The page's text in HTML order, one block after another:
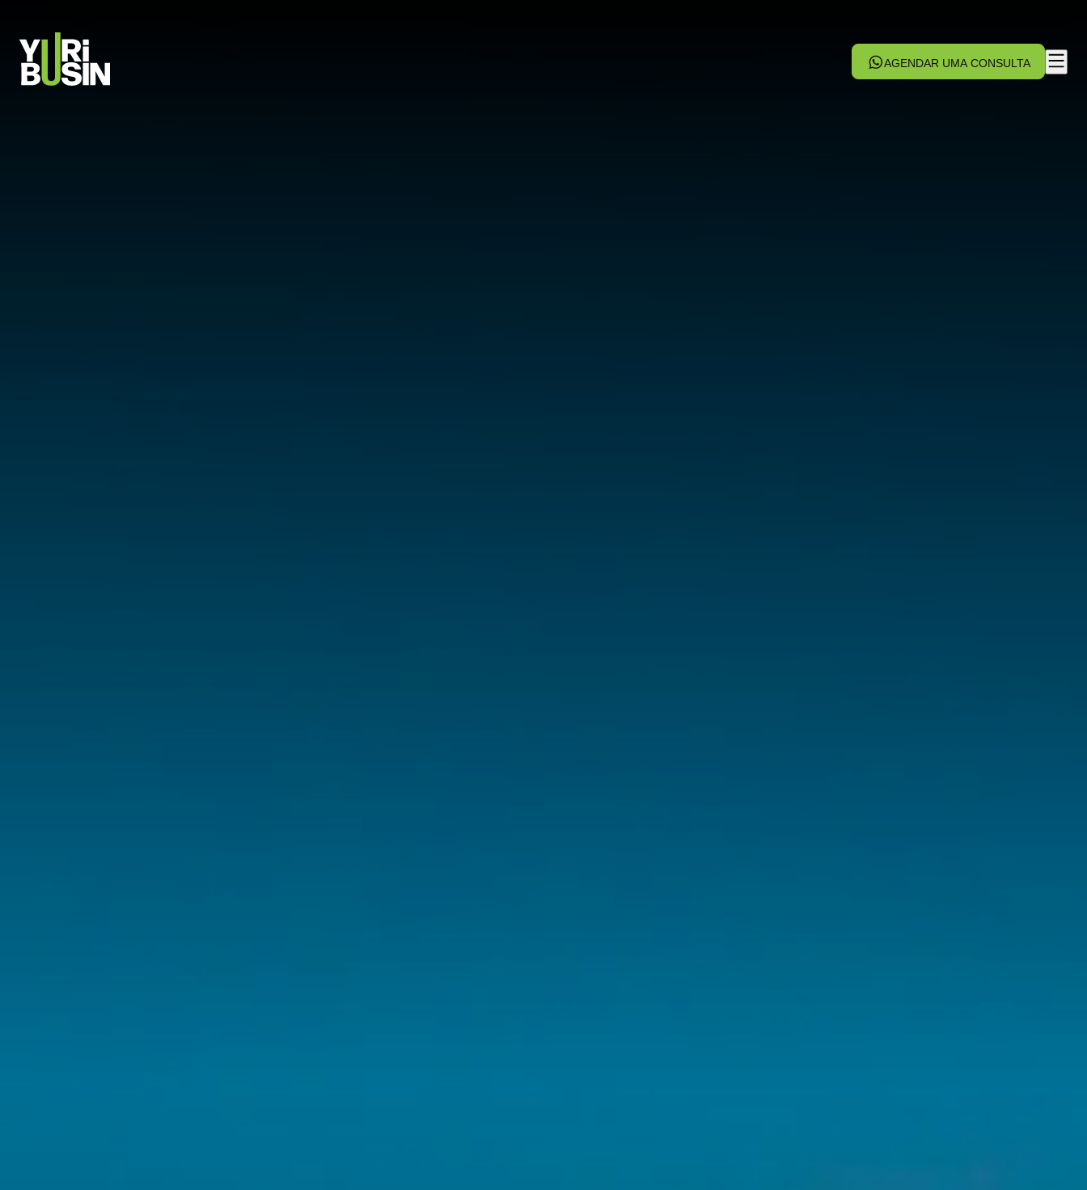
PULAR PARA O CONTEÚDO
AGENDAR UMA CONSULTA